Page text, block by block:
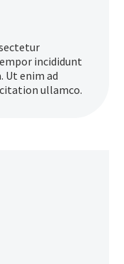
incididunt
Ut enim ad
ullamco.